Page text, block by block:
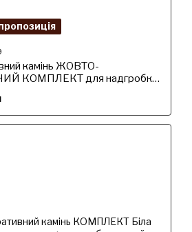
камінь ЖОВТО-
КОМПЛЕКТ для надгробка